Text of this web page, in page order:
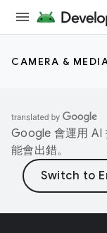
CAMERA &
Google 會運用 AI
能會出錯。